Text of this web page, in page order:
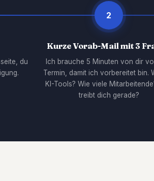
du
2
Kurze Vorab-Mail mit 3
Ich brauche 5 Minuten von dir
Termin, damit ich vorbereitet bin.
KI-Tools? Wie viele
treibt dich gerade?